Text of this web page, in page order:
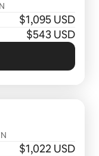
$1,095 USD
$543 USD
$1,022 USD